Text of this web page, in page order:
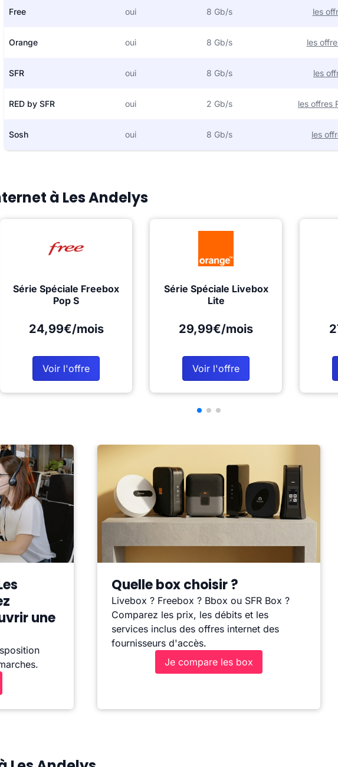
Free oui 8 Gb/s les
Orange oui 8 Gb/s les
SFR oui 8 Gb/s les
RED by SFR oui 2 Gb/s les offres
Sosh oui 8 Gb/s les
à Les Andelys
Série Spéciale Freebox
Pop S
24,99€/mois
Voir l'offre
Série Spéciale Livebox
Lite
29,99€/mois
Voir l'offre
une
Quelle box choisir ?
Livebox ? Freebox ? Bbox ou SFR Box ?
Comparez les prix, les débits et les
services inclus des offres internet des
fournisseurs d'accès.
Je compare les box